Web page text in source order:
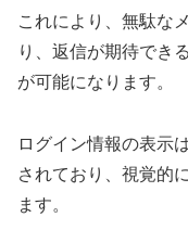
これにより、無駄な
り、返信が期待でき
が可能になります。
ログイン情報の表示
されており、視覚的
ます。